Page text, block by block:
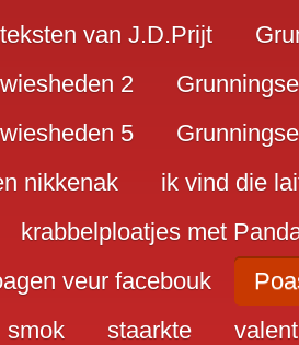
van J.D.Prijt
2
5
nikkenak
ik vind die
krabbelploatjes met
veur facebouk
smok staarkte